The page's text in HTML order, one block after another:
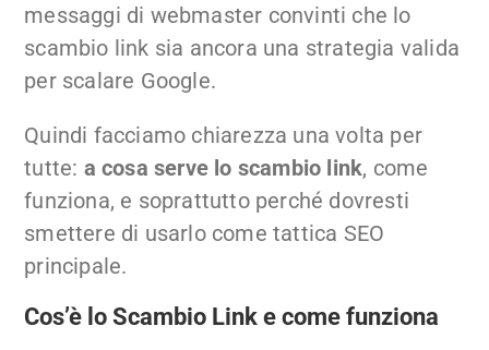
messaggi di webmaster convinti che lo
scambio link sia ancora una strategia valida
per scalare Google.
Quindi facciamo chiarezza una volta per
tutte: a cosa serve lo scambio link, come
funziona, e soprattutto perché dovresti
smettere di usarlo come tattica SEO
principale.
Cos’è lo Scambio Link e come funziona